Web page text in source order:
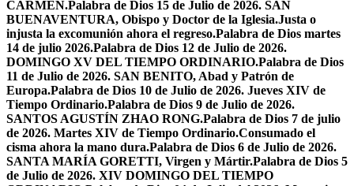
CARMEN.Palabra de Dios 15 de Julio de 2026. SAN
BUENAVENTURA, Obispo y Doctor de la Iglesia.Justa o
injusta la excomunión ahora el regreso.Palabra de Dios martes
14 de julio 2026.Palabra de Dios 12 de Julio de 2026.
DOMINGO XV DEL TIEMPO ORDINARIO.Palabra de Dios
11 de Julio de 2026. SAN BENITO, Abad y Patrón de
Europa.Palabra de Dios 10 de Julio de 2026. Jueves XIV de
Tiempo Ordinario.Palabra de Dios 9 de Julio de 2026.
SANTOS AGUSTÍN ZHAO RONG.Palabra de Dios 7 de julio
de 2026. Martes XIV de Tiempo Ordinario.Consumado el
cisma ahora la mano dura.Palabra de Dios 6 de Julio de 2026.
SANTA MARÍA GORETTI, Virgen y Mártir.Palabra de Dios 5
de Julio de 2026. XIV DOMINGO DEL TIEMPO